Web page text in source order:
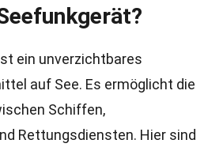
ein unverzichtbares
auf See. Es ermöglicht die
Schiffen,
Rettungsdiensten. Hier sind